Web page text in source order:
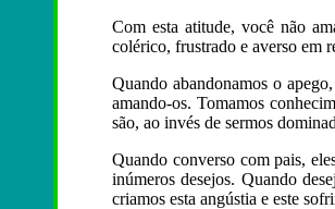
Com esta atitude, você não
colérico, frustrado e averso em
Quando abandonamos o
amando-os. Tomamos
são, ao invés de sermos
Quando converso com pais,
inúmeros desejos. Quando
criamos esta angústia e este